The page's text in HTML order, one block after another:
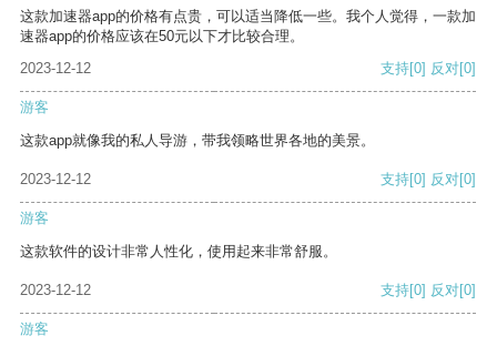
这款加速器app的价格有点贵，可以适当降低一些。我个人觉得，一款加
速器app的价格应该在50元以下才比较合理。
2023-12-12
支持[0] 反对[0]
游客
这款app就像我的私人导游，带我领略世界各地的美景。
2023-12-12 支持[0] 反对[0]
游客
这款软件的设计非常人性化，使用起来非常舒服。
2023-12-12 支持[0] 反对[0]
游客